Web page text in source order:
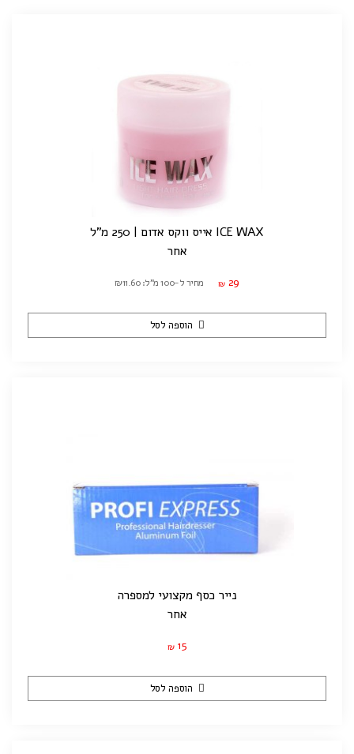
ICE WAX אייס ווקס אדום | 250 מ"ל
אחר
₪ 29 מחיר ל-100 מ"ל: ₪11.60
הוספה לסל
נייר כסף מקצועי למספרה
אחר
₪ 15
הוספה לסל